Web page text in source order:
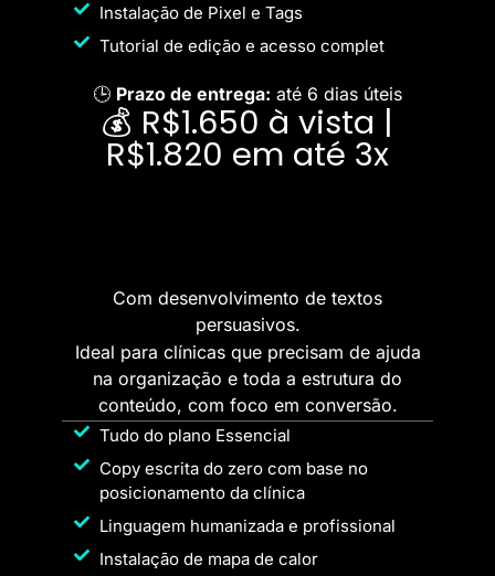
Instalação de Pixel e Tags
Tutorial de edição e acesso complet
🕒 Prazo de entrega: até 6 dias úteis
💰 R$1.650 à vista |
R$1.820 em até 3x
Com desenvolvimento de textos
persuasivos.
Ideal para clínicas que precisam de ajuda
na organização e toda a estrutura do
conteúdo, com foco em conversão.
Tudo do plano Essencial
Copy escrita do zero com base no
posicionamento da clínica
Linguagem humanizada e profissional
Instalação de mapa de calor